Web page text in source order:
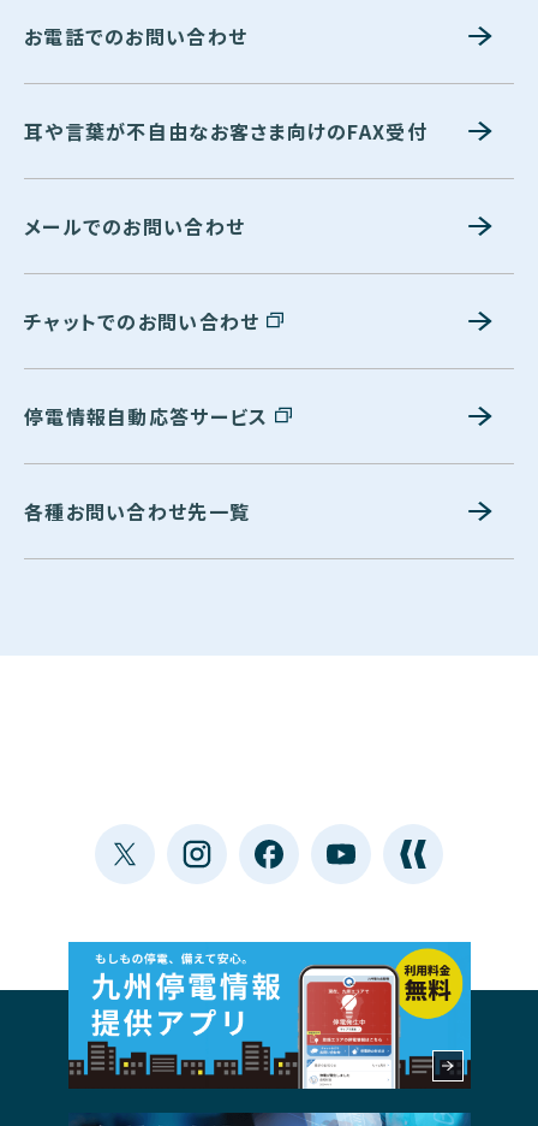
お電話でのお問い合わせ
耳や言葉が不自由なお客さま向けのFAX受付
メールでのお問い合わせ
チャットでのお問い合わせ
停電情報自動応答サービス
各種お問い合わせ先一覧